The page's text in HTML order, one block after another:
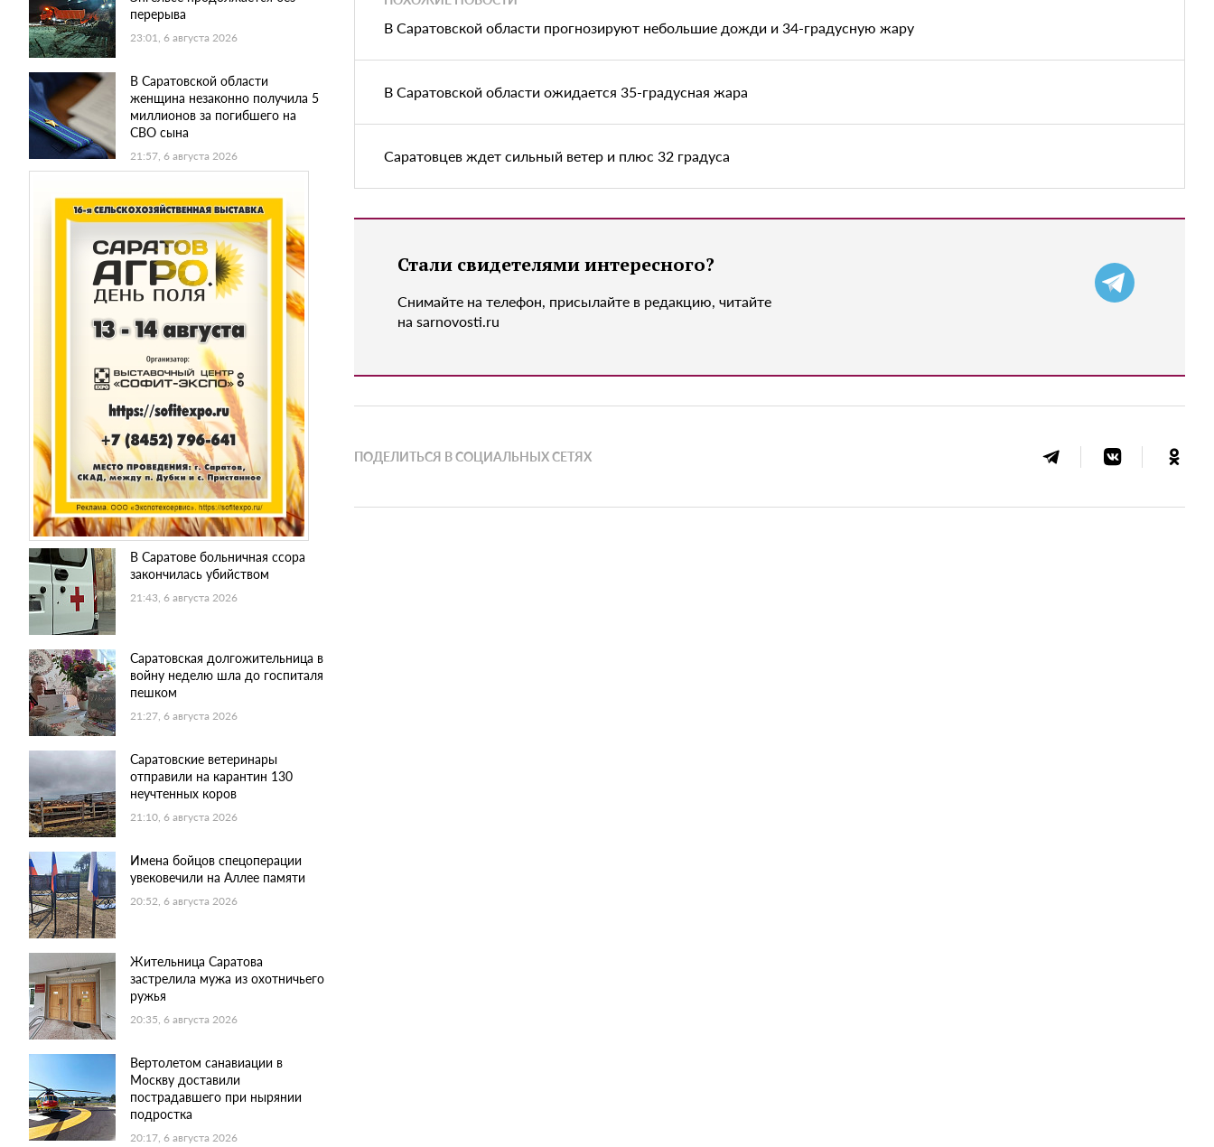
перерыва
23:01, 6 августа 2026
В Саратовской области
женщина незаконно получила 5
миллионов за погибшего на
СВО сына
21:57, 6 августа 2026
В Саратове больничная ссора
закончилась убийством
21:43, 6 августа 2026
Саратовская долгожительница в
войну неделю шла до госпиталя
пешком
21:27, 6 августа 2026
Саратовские ветеринары
отправили на карантин 130
неучтенных коров
21:10, 6 августа 2026
Имена бойцов спецоперации
увековечили на Аллее памяти
20:52, 6 августа 2026
Жительница Саратова
застрелила мужа из охотничьего
ружья
20:35, 6 августа 2026
Вертолетом санавиации в
Москву доставили
пострадавшего при нырянии
подростка
20:17, 6 августа 2026
В Саратовской области прогнозируют небольшие дожди и 34-градусную жару
В Саратовской области ожидается 35-градусная жара
Саратовцев ждет сильный ветер и плюс 32 градуса
Стали свидетелями интересного?
Снимайте на телефон, присылайте в редакцию, читайте
на sarnovosti.ru
ПОДЕЛИТЬСЯ В СОЦИАЛЬНЫХ СЕТЯХ